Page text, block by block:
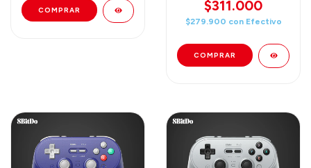
+ 2 Amiibo)
$311.000
$279.900 con Efectivo